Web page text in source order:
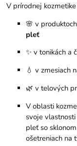
V prírodnej
🌸 v
pleť
✨ v tonikách a
💧 v zmesiach
🌿 v telových
V oblasti
svoje
pleť so
ošetreniach na